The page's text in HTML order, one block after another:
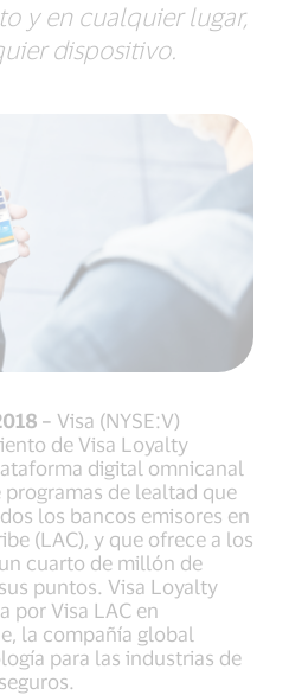
y en cualquier lugar,
dispositivo.
– Visa (NYSE:V)
de Visa Loyalty
digital omnicanal
de lealtad que
los bancos emisores en
(LAC), y que ofrece a los
cuarto de millón de
puntos. Visa Loyalty
por Visa LAC en
la compañía global
para las industrias de